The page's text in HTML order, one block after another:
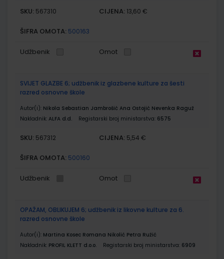
SKU: 567310 CIJENA: 13,60 €
ŠIFRA OMOTA: 500163
Udžbenik Omot
SVIJET GLAZBE 6; udžbenik iz glazbene kulture za šesti
razred osnovne škole
Autor(i): Nikola Sebastian Jambrošić Ana Ostojić Nevenka Raguž
Nakladnik: ALFA d.d. Registarski broj ministarstva: 6575
SKU: 567312 CIJENA: 5,54 €
ŠIFRA OMOTA: 500160
Udžbenik Omot
OPAŽAM, OBLIKUJEM 6; udžbenik iz likovne kulture za 6.
razred osnovne škole
Autor(i): Martina Kosec Romana Nikolić Petra Ružić
Nakladnik: PROFIL KLETT d.o.o. Registarski broj ministarstva: 6909